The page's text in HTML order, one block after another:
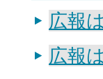
広報
広報